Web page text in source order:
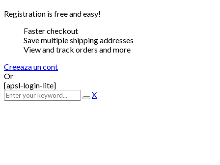
Registration is free and easy!
Faster checkout
Save multiple shipping addresses
View and track orders and more
Creeaza un cont
Or
[apsl-login-lite]
X